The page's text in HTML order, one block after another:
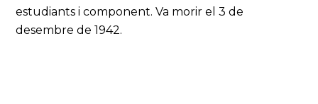
estudiants i component. Va morir el 3 de
desembre de 1942.